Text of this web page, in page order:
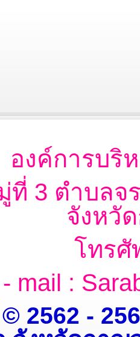
องค์การบริ
ที่ 3 ตำบลจ
จังหวั
โทรศั
mail :
2562 -